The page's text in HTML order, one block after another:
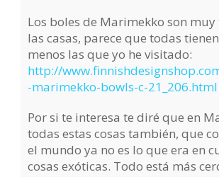
Los boles de Marimekko son muy
las casas, parece que todas
menos las que yo he visitado:
http://
-marimekko-bowls-c-21_206.html
Por si te interesa te diré que en
todas estas cosas también, que
el mundo ya no es lo que era en
cosas exóticas. Todo está más